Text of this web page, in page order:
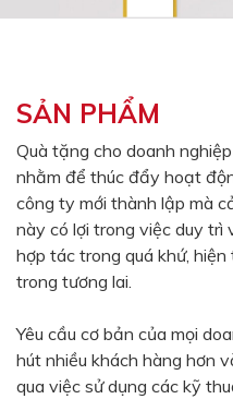
Dây đeo & Phụ kiện
Màu sắc
Đỏ
Xanh ngọc
Cam
Hồng
Xanh dương
Xanh lục
SẢN PHẨM
Quà tặng cho doanh
nhằm để thúc đẩy hoạt
công ty mới thành lập mà
này có lợi trong việc duy trì
hợp tác trong quá khứ,
trong tương lai.
Yêu cầu cơ bản của mọi
hút nhiều khách hàng hơn
qua việc sử dụng các kỹ